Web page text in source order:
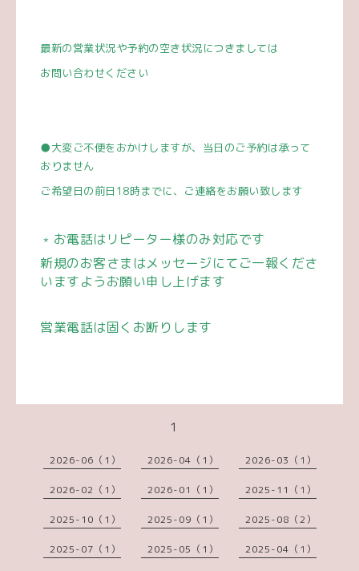
最新の営業状況や予約の空き状況につきましては
お問い合わせください
●大変ご不便をおかけしますが、当日のご予約は承って
おりません
ご希望日の前日 18時までに、ご連絡をお願い致します
﹡お電話はリピーター様のみ対応です
新規のお客さまはメッセージにてご一報くださ
いますようお願い申し上げます
営業電話は固くお断りします
1
2026-06（1） 2026-04（1） 2026-03（1）
2026-02（1） 2026-01（1） 2025-11（1）
2025-10（1） 2025-09（1） 2025-08（2）
2025-07（1） 2025-05（1） 2025-04（1）